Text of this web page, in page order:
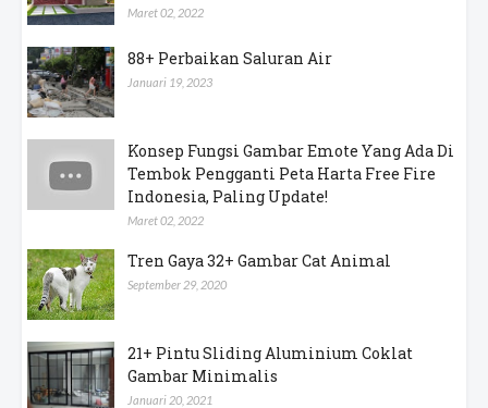
Maret 02, 2022
88+ Perbaikan Saluran Air
Januari 19, 2023
Konsep Fungsi Gambar Emote Yang Ada Di
Tembok Pengganti Peta Harta Free Fire
Indonesia, Paling Update!
Maret 02, 2022
Tren Gaya 32+ Gambar Cat Animal
September 29, 2020
21+ Pintu Sliding Aluminium Coklat
Gambar Minimalis
Januari 20, 2021